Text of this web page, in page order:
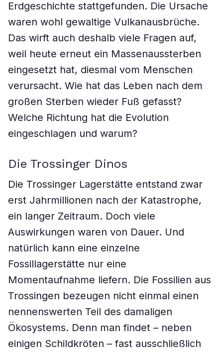
Erdgeschichte stattgefunden. Die Ursache
waren wohl gewaltige Vulkanausbrüche.
Das wirft auch deshalb viele Fragen auf,
weil heute erneut ein Massenaussterben
eingesetzt hat, diesmal vom Menschen
verursacht. Wie hat das Leben nach dem
großen Sterben wieder Fuß gefasst?
Welche Richtung hat die Evolution
eingeschlagen und warum?
Die Trossinger Dinos
Die Trossinger Lagerstätte entstand zwar
erst Jahrmillionen nach der Katastrophe,
ein langer Zeitraum. Doch viele
Auswirkungen waren von Dauer. Und
natürlich kann eine einzelne
Fossillagerstätte nur eine
Momentaufnahme liefern. Die Fossilien aus
Trossingen bezeugen nicht einmal einen
nennenswerten Teil des damaligen
Ökosystems. Denn man findet – neben
einigen Schildkröten – fast ausschließlich